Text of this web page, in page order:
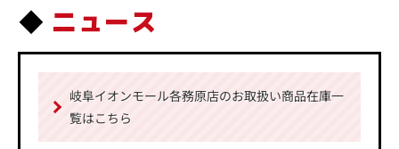
ニュース
岐阜イオンモール各務原店のお取扱い商品在庫一
覧はこちら